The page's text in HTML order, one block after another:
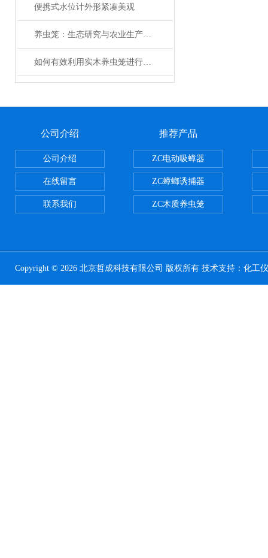
便携式水位计外形紧凑美观
养虫笼：生态研究与农业生产的精密工具
如何有效利用实木养虫笼进行昆虫饲养？
公司介绍
公司介绍
在线留言
联系我们
推荐产品
ZC电动吸蟑器
ZC蟑螂诱捕器
ZC木质养虫笼
Copyright © 2026 北京哲成科技有限公司 版权所有 技术支持： 化工